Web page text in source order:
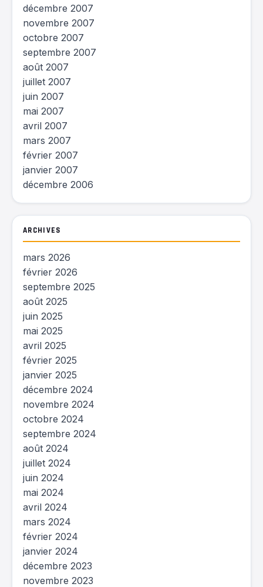
décembre 2007
novembre 2007
octobre 2007
septembre 2007
août 2007
juillet 2007
juin 2007
mai 2007
avril 2007
mars 2007
février 2007
janvier 2007
décembre 2006
ARCHIVES
mars 2026
février 2026
septembre 2025
août 2025
juin 2025
mai 2025
avril 2025
février 2025
janvier 2025
décembre 2024
novembre 2024
octobre 2024
septembre 2024
août 2024
juillet 2024
juin 2024
mai 2024
avril 2024
mars 2024
février 2024
janvier 2024
décembre 2023
novembre 2023